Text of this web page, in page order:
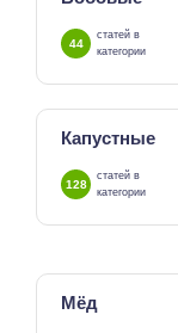
44
статей в
категории
Капустные
128
статей в
категории
Мёд